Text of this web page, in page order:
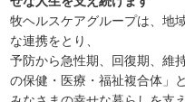
牧ヘルスケアグループは、地
な連携をとり、
予防から急性期、回復期、維
の保健・医療・福祉複合体」と